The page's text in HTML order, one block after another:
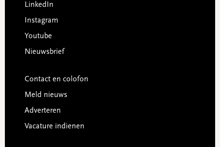
LinkedIn
Instagram
Youtube
Nieuwsbrief
Contact en colofon
Meld nieuws
Adverteren
Vacature indienen